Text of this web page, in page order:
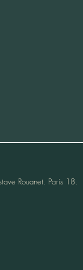
Rouanet. Paris 18.